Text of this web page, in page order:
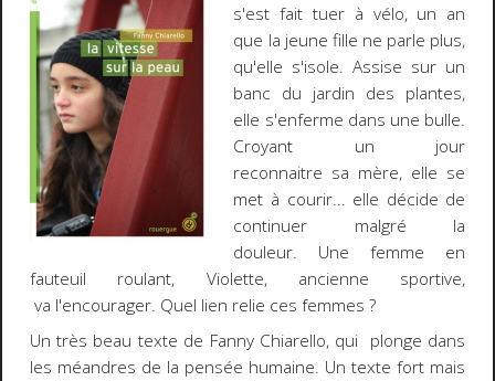
s'est fait tuer à vélo, un an
que la jeune fille ne parle plus,
qu'elle s'isole. Assise sur un
banc du jardin des plantes,
elle s'enferme dans une bulle.
Croyant un jour
reconnaitre sa mère, elle se
met à courir... elle décide de
continuer malgré la
douleur. Une femme en
fauteuil roulant, Violette, ancienne sportive,
va l'encourager. Quel lien relie ces femmes ?
Un très beau texte de Fanny Chiarello, qui plonge dans
les méandres de la pensée humaine. Un texte fort mais